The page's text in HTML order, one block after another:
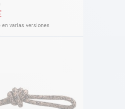
en varias versiones